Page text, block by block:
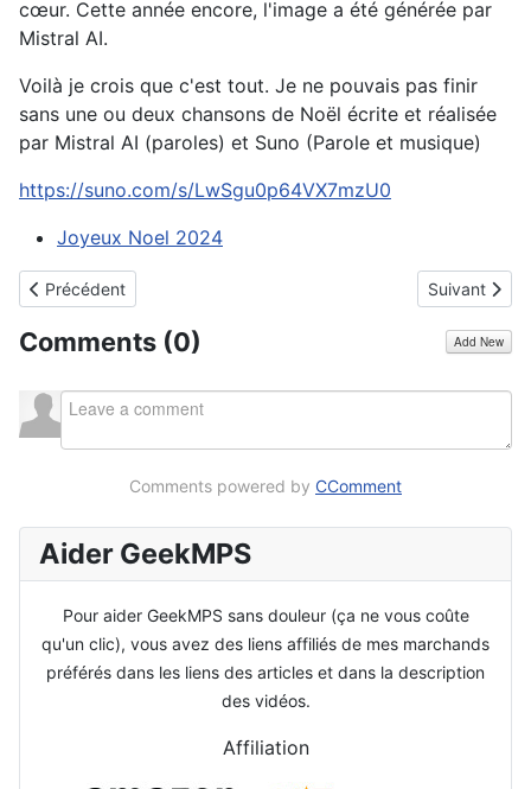
cœur. Cette année encore, l'image a été générée par
Mistral AI.
Voilà je crois que c'est tout. Je ne pouvais pas finir
sans une ou deux chansons de Noël écrite et réalisée
par Mistral AI (paroles) et Suno (Parole et musique)
https://suno.com/s/LwSgu0p64VX7mzU0
Joyeux Noel 2024
Article précédent : Bonne année 2026
Précédent Article
Suivant
Comments (0) Add New
Comments powered by CComment
Aider GeekMPS
Pour aider GeekMPS sans douleur (ça ne vous coûte
qu'un clic), vous avez des liens affiliés de mes marchands
préférés dans les liens des articles et dans la description
des vidéos.
Affiliation